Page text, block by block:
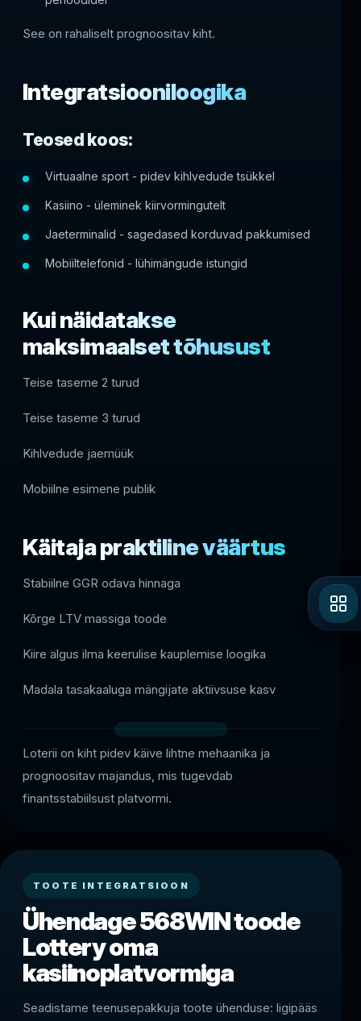
See on rahaliselt prognoositav kiht.
Integratsiooniloogika
Teosed koos:
Virtuaalne sport - pidev kihlvedude tsükkel
Kasiino - üleminek kiirvormingutelt
Jaeterminalid - sagedased korduvad pakkumised
Mobiiltelefonid - lühimängude istungid
Kui näidatakse
maksimaalset tõhusust
Teise taseme 2 turud
Teise taseme 3 turud
Kihlvedude jaemüük
Mobiilne esimene publik
Käitaja praktiline väärtus
Stabiilne GGR odava hinnaga
Kõrge LTV massiga toode
Kiire algus ilma keerulise kauplemise loogika
Madala tasakaaluga mängijate aktiivsuse kasv
Loterii on kiht pidev käive lihtne mehaanika ja
prognoositav majandus, mis tugevdab
finantsstabiilsust platvormi.
TOOTE INTEGRATSIOON
Ühendage 568WIN toode
Lottery oma
kasiinoplatvormiga
Seadistame teenusepakkuja toote ühenduse: ligipääs